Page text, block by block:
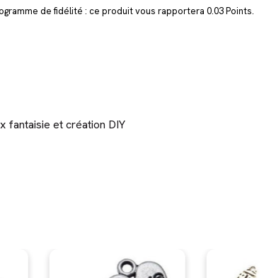
de fidélité : ce produit vous rapportera0.03Points.
fantaisie et création DIY